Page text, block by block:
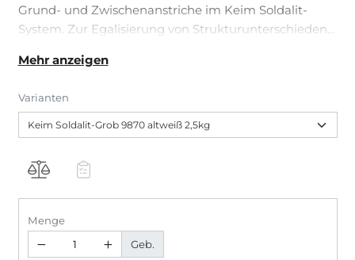
Grund- und Zwischenanstriche im Keim Soldalit-
System. Zur Egalisierung von Strukturunterschieden
bei der Renovierung oder bei Neuanstrichen von
Untergründen ebenso wie von mineralischen
Untergründen. Grobmaterial ist für Schlussanstriche
Mehr anzeigen
Varianten
Menge
Geb.